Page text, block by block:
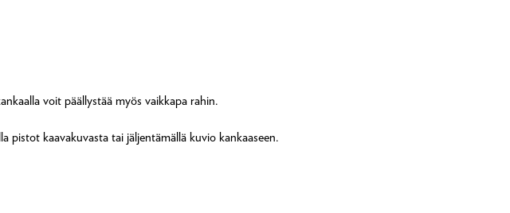
voit päällystää myös vaikkapa rahin.
kaavakuvasta tai jäljentämällä kuvio kankaaseen.